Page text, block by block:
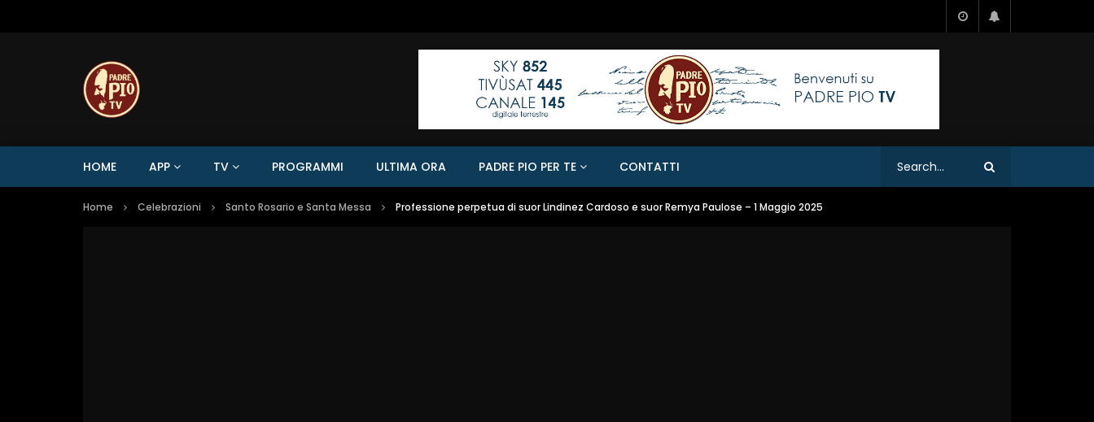
HOME APP TV PROGRAMMI ULTIMA ORA PADRE PIO PER TE CONTATTI
Home Celebrazioni Santo Rosario e Santa Messa Professione perpetua di suor Lindinez Cardoso e suor Remya Paulose – 1 Maggio 2025